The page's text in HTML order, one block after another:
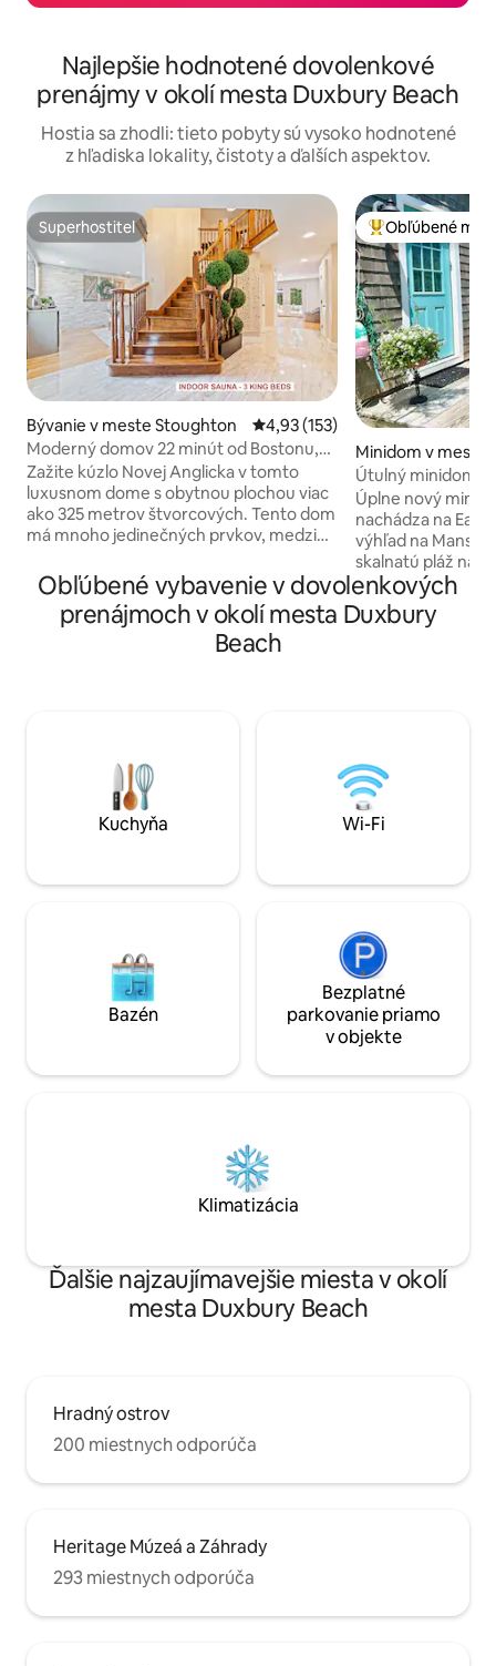
Najlepšie hodnotené dovolenkové
prenájmy v okolí mesta Duxbury Beach
Hostia sa zhodli: tieto pobyty sú vysoko hodnotené
z hľadiska lokality, čistoty a ďalších aspektov.
Superhostiteľ
Superhostiteľ
Bývanie v meste Stoughton Priemerné ohodnotenie 4,93 z
4,93 (153)
Moderný domov 22 minút od Bostonu,
20 minút od štadióna Gillette
Zažite kúzlo Novej Anglicka v tomto
luxusnom dome s obytnou plochou viac
ako 325 metrov štvorcových. Tento dom
má mnoho jedinečných prvkov, medzi
majestátny zadný dvor a vnútorná
sauna, vďaka ktorým bude váš
krátkodobý alebo dlhodobý pobyt
pre 6 áut a množstvo parkovacích miest
na ulici. Vhodné pre domáce zvieratá!
Najobľúbenejšie
Obľúbené
Minidom v meste
n
Útulný minidom
Úplne nový mini
nachádza na
výhľad na
skalnatú pláž na
alebo rybolov. Nehnuteľnosť sa
nachádza
má ideálnu
ulice. Poskytujeme plážové stoličky,
slnečník a uteráky.
Obľúbené vybavenie v dovolenkových
prenájmoch v okolí mesta Duxbury
Beach
Kuchyňa Wi-Fi
Bazén
Bezplatné
parkovanie priamo
v objekte
Klimatizácia
Ďalšie najzaujímavejšie miesta v okolí
mesta Duxbury Beach
Hradný ostrov
200 miestnych odporúča
Heritage Múzeá a Záhrady
293 miestnych odporúča